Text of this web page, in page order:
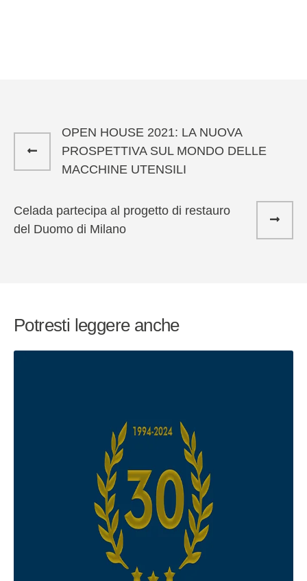
OPEN HOUSE 2021: LA NUOVA
PROSPETTIVA SUL MONDO DELLE
MACCHINE UTENSILI
Celada partecipa al progetto di restauro
del Duomo di Milano
Potresti leggere anche